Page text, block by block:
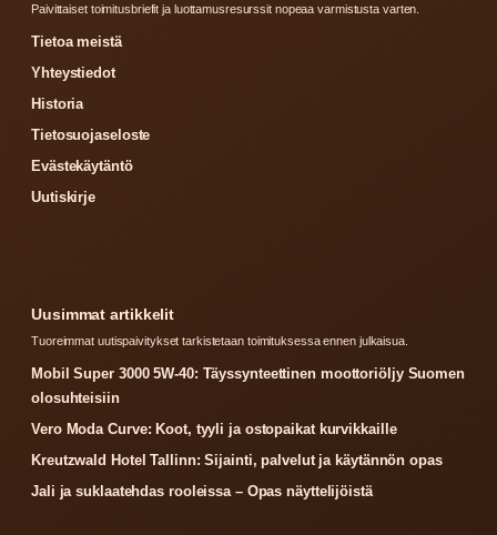
Paivittaiset toimitusbriefit ja luottamusresurssit nopeaa varmistusta varten.
Tietoa meistä
Yhteystiedot
Historia
Tietosuojaseloste
Evästekäytäntö
Uutiskirje
Uusimmat artikkelit
Tuoreimmat uutispaivitykset tarkistetaan toimituksessa ennen julkaisua.
Mobil Super 3000 5W-40: Täyssynteettinen moottoriöljy Suomen
olosuhteisiin
Vero Moda Curve: Koot, tyyli ja ostopaikat kurvikkaille
Kreutzwald Hotel Tallinn: Sijainti, palvelut ja käytännön opas
Jali ja suklaatehdas rooleissa – Opas näyttelijöistä